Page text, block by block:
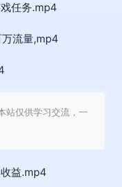
任务.mp4
流量,mp4
站仅供学习交流，一
益.mp4